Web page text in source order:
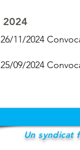
2024
26/11/2024
25/09/2024
Un syndicat